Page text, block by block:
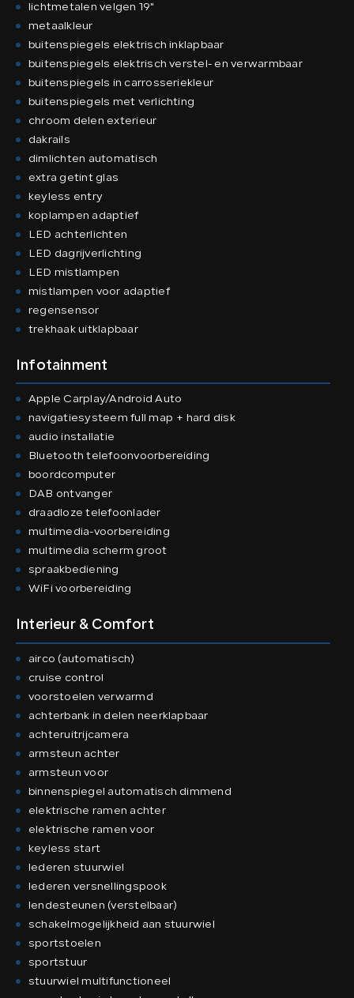
lichtmetalen velgen 19"
metaalkleur
buitenspiegels elektrisch inklapbaar
buitenspiegels elektrisch verstel- en verwarmbaar
buitenspiegels in carrosseriekleur
buitenspiegels met verlichting
chroom delen exterieur
dakrails
dimlichten automatisch
extra getint glas
keyless entry
koplampen adaptief
LED achterlichten
LED dagrijverlichting
LED mistlampen
mistlampen voor adaptief
regensensor
trekhaak uitklapbaar
Infotainment
Apple Carplay/Android Auto
navigatiesysteem full map + hard disk
audio installatie
Bluetooth telefoonvoorbereiding
boordcomputer
DAB ontvanger
draadloze telefoonlader
multimedia-voorbereiding
multimedia scherm groot
spraakbediening
WiFi voorbereiding
Interieur & Comfort
airco (automatisch)
cruise control
voorstoelen verwarmd
achterbank in delen neerklapbaar
achteruitrijcamera
armsteun achter
armsteun voor
binnenspiegel automatisch dimmend
elektrische ramen achter
elektrische ramen voor
keyless start
lederen stuurwiel
lederen versnellingspook
lendesteunen (verstelbaar)
schakelmogelijkheid aan stuurwiel
sportstoelen
sportstuur
stuurwiel multifunctioneel